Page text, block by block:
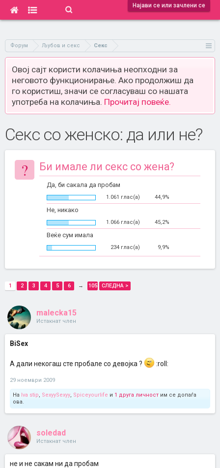
Најави се или зачлени се
Форум Љубов и секс Секс
Овој сајт користи колачиња неопходни за
неговото функционирање. Ако продолжиш да
го користиш, значи се согласуваш со нашата
употреба на колачиња. Прочитај повеќе.
Секс со женско: да или не?
? Би имале ли секс со жена?
Да, би сакала да пробам
1.061 глас(а) 44,9%
Не, никако
1.066 глас(а) 45,2%
Веќе сум имала
234 глас(а) 9,9%
1 2 3 4 5 6 → 105 СЛЕДНА >
malecka15
Истакнат член
BiSex
А дали некогаш сте пробале со девојка ? :roll:
29 ноември 2009
На Iva stip, SexyySexyy, Spiceyourlife и 1 друга личност им се допаѓа
ова.
soledad
Истакнат член
не и не сакам ни да пробам